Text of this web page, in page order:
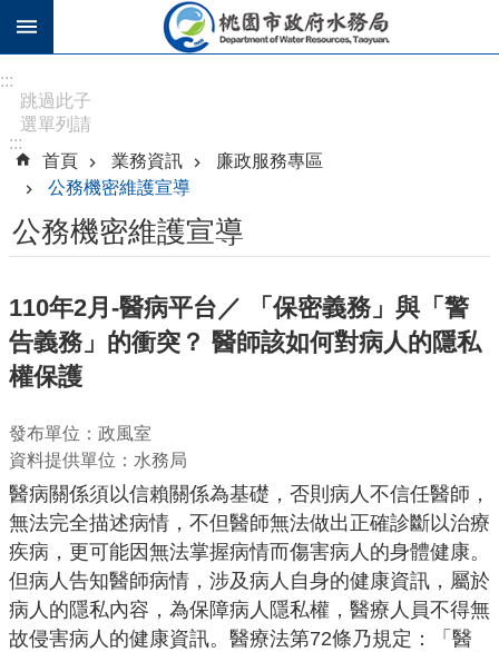
跳到主要內容區塊
階
搜
尋
訊
公
告
認
水
務
機
關
通
訊
錄
:::
跳過此子
選單列請
[Enter]，
繼續則按
[Tab]
:::
首頁
業務資訊
廉政服務專區
公務機密維護宣導
公務機密維護宣導
110年2月-醫病平台／ 「保密義務」與「警
告義務」的衝突？ 醫師該如何對病人的隱私
權保護
發布單位：政風室
資料提供單位：水務局
醫病關係須以信賴關係為基礎，否則病人不信任醫師，
無法完全描述病情，不但醫師無法做出正確診斷以治療
疾病，更可能因無法掌握病情而傷害病人的身體健康。
但病人告知醫師病情，涉及病人自身的健康資訊，屬於
病人的隱私內容，為保障病人隱私權，醫療人員不得無
故侵害病人的健康資訊。醫療法第72條乃規定：「醫